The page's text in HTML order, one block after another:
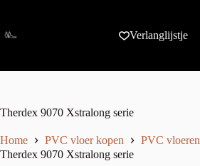
Verlanglijstje
Therdex 9070 Xstralong serie
Home PVC vloer kopen
PVC vloeren
Therdex 9070 Xstralong serie